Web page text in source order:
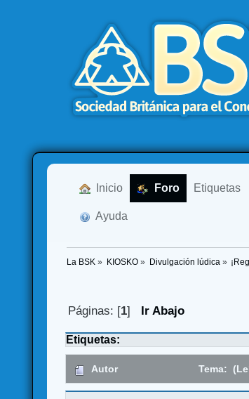
Inicio Foro Etiquetas
Ayuda
La BSK » KIOSKO» Divulgación lúdica »
Páginas: [1] Ir Abajo
Etiquetas:
Autor Tema: